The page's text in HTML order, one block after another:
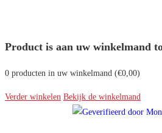
Product is aan uw winkelmand
0 producten in uw winkelmand (€0,00)
Verder winkelen Bekijk de winkelmand